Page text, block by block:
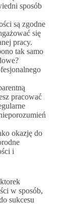
sposób
są zgodne
się
pracy.
tak samo
pracować
okazję do
i
w sposób,
sukcesu